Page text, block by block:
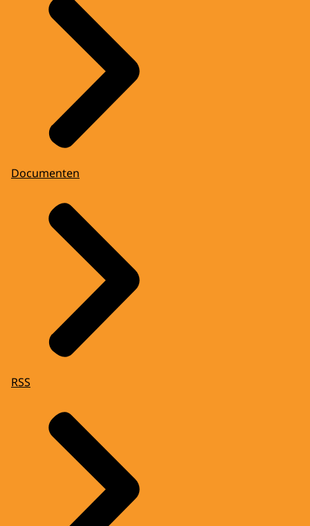
Documenten
RSS